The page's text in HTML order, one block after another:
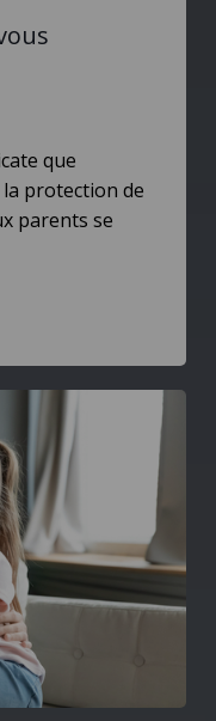
que
protection de
parents se